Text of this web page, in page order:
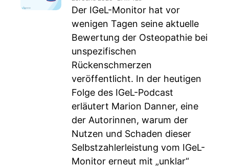
Der IGeL-Monitor hat vor
wenigen Tagen seine aktuelle
Bewertung der Osteopathie bei
unspezifischen
Rückenschmerzen
veröffentlicht. In der heutigen
Folge des IGeL-Podcast
erläutert Marion Danner, eine
der Autorinnen, warum der
Nutzen und Schaden dieser
Selbstzahlerleistung vom IGeL-
Monitor erneut mit „unklar“